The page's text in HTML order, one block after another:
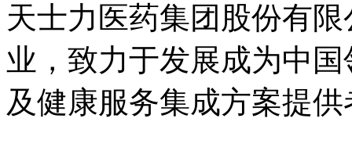
天士力医药集团股份有
业，致力于发展成为中
及健康服务集成方案提供